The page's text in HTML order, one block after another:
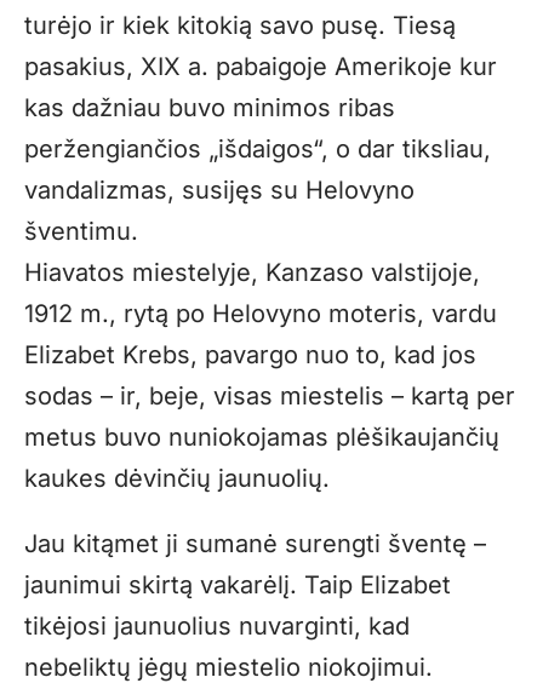
turėjo ir kiek kitokią savo pusę. Tiesą
pasakius, XIX a. pabaigoje Amerikoje kur
kas dažniau buvo minimos ribas
peržengiančios „išdaigos“, o dar tiksliau,
vandalizmas, susijęs su Helovyno
šventimu.
Hiavatos miestelyje, Kanzaso valstijoje,
1912 m., rytą po Helovyno moteris, vardu
Elizabet Krebs, pavargo nuo to, kad jos
sodas – ir, beje, visas miestelis – kartą per
metus buvo nuniokojamas plėšikaujančių
kaukes dėvinčių jaunuolių.
Jau kitąmet ji sumanė surengti šventę –
jaunimui skirtą vakarėlį. Taip Elizabet
tikėjosi jaunuolius nuvarginti, kad
nebeliktų jėgų miestelio niokojimui.